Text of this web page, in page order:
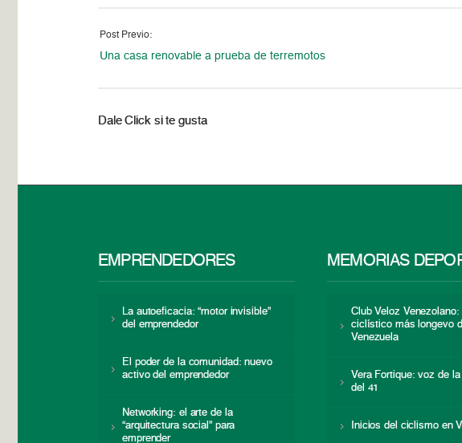
Post Previo:
Una casa renovable a prueba de terremotos
Dale Click si te gusta
EMPRENDEDORES
La autoeficacia: “motor invisible”
del emprendedor
El poder de la comunidad: nuevo
activo del emprendedor
Networking: el arte de la
“arquitectura social” para
emprender
MEMORIAS
Club Veloz
ciclístico más longevo
Venezuela
Vera Fortique: voz de
del 41
Inicios del ciclismo en